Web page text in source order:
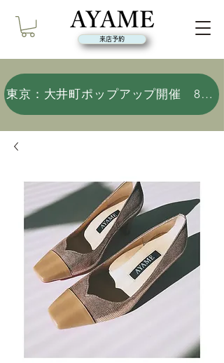
来店予約
東京：大井町ポップアップ開催 8/9(日)